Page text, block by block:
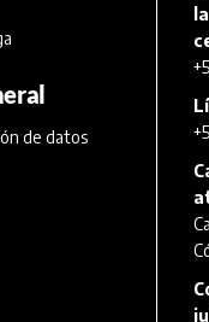
de datos